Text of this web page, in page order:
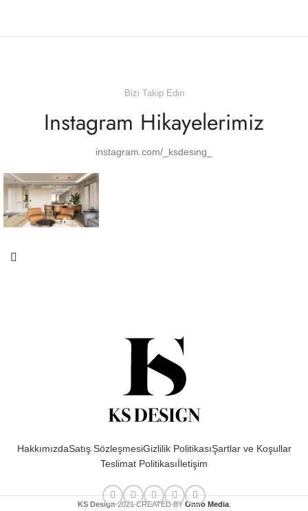
Bizi Takip Edin
Instagram Hikayelerimiz
instagram.com/_ksdesing_
HakkımızdaSatış SözleşmesiGizlilik PolitikasıŞartlar ve Koşullar
Teslimat Politikasıİletişim
KS Design 2021 CREATED BY Onno Media.